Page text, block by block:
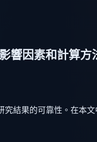
響因素和計算方
結果的可靠性。在本